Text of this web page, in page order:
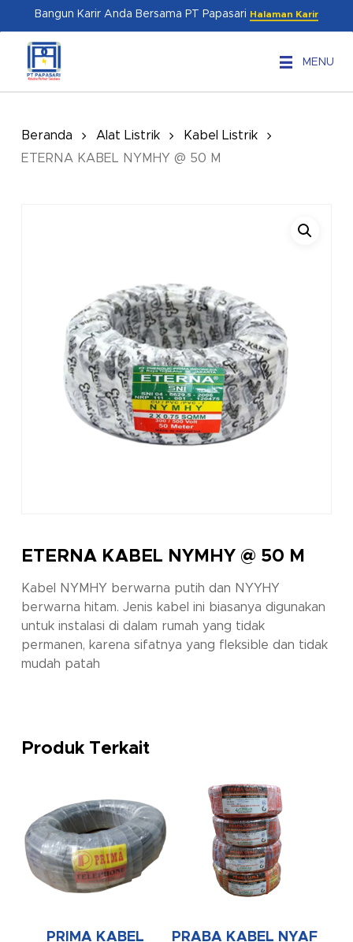
content
Bangun Karir Anda Bersama PT Papasari Halaman Karir
MENU
Beranda Alat Listrik
Kabel Listrik
ETERNA KABEL NYMHY @ 50 M
ETERNA KABEL NYMHY @ 50 M
Kabel NYMHY berwarna putih dan NYYHY
berwarna hitam. Jenis kabel ini biasanya digunakan
untuk instalasi di dalam rumah yang tidak
permanen, karena sifatnya yang fleksible dan tidak
mudah patah
Produk Terkait
PRIMA KABEL
PRABA KABEL NYAF
Menu